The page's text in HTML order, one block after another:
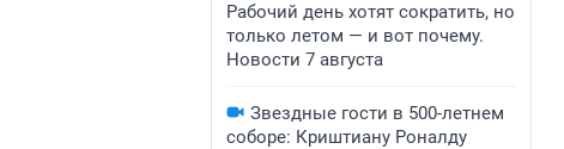
Рабочий день хотят сократить, но
только летом — и вот почему.
Новости 7 августа
Звездные гости в 500-летнем
соборе: Криштиану Роналду